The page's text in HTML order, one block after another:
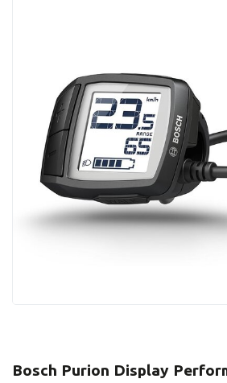
Bosch Purion Display